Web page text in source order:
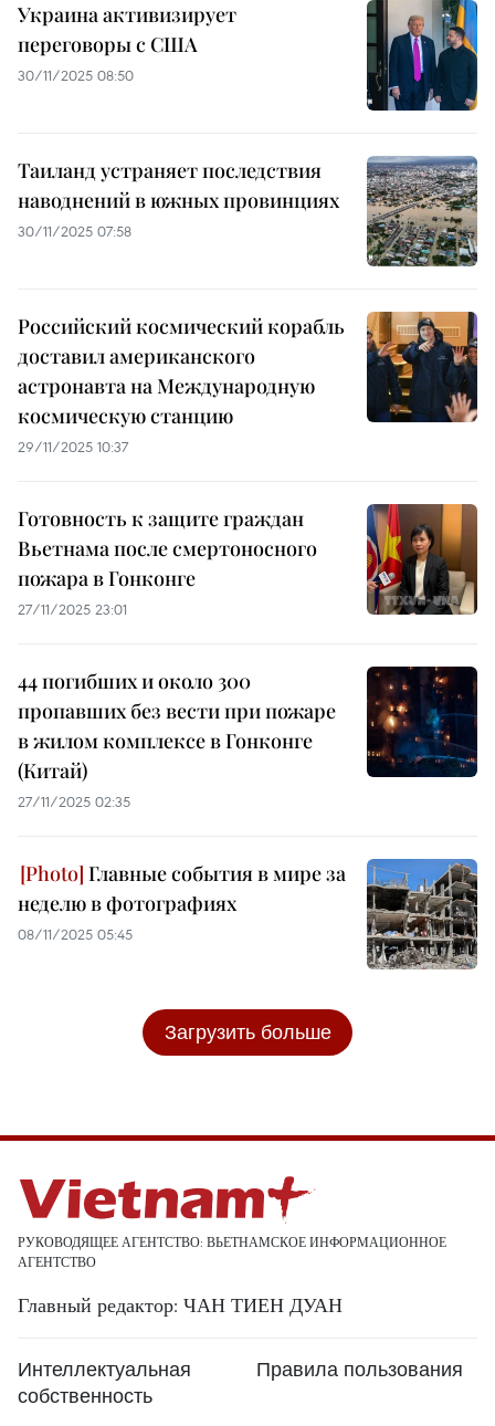
Украина активизирует
переговоры с США
30/11/2025 08:50
Таиланд устраняет последствия
наводнений в южных провинциях
30/11/2025 07:58
Российский космический корабль
доставил американского
астронавта на Международную
космическую станцию
29/11/2025 10:37
Готовность к защите граждан
Вьетнама после смертоносного
пожара в Гонконге
27/11/2025 23:01
44 погибших и около 300
пропавших без вести при пожаре
в жилом комплексе в Гонконге
(Китай)
27/11/2025 02:35
Главные события в мире за
неделю в фотографиях
08/11/2025 05:45
Загрузить больше
РУКОВОДЯЩЕЕ АГЕНТСТВО: ВЬЕТНАМСКОЕ ИНФОРМАЦИОННОЕ
АГЕНТСТВО
Главный редактор: ЧАН ТИЕН ДУАН
Интеллектуальная
собственность
Правила пользования